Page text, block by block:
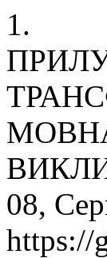
1.
08,
https://